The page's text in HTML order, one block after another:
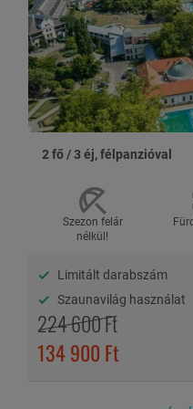
Válaszd ki a
felhasználás időpontját.
élménycsomaggal
utalványod sorszámát.
A helyszínen add le az
utalványodat, adataid
mivel az utalvány nem névre
Felhasználói szabadon
szállodában szeretnék
VÁLASZTHATÓ
Megnézem a térképen
2 fő / 3 éj, félpanzióval
Szezon felár
nélkül!
Limitált darabszám
Szaunavilág használat
224 600 Ft
134 900 Ft